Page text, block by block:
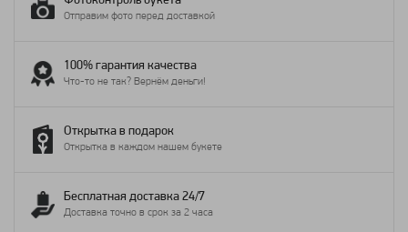
Отправим фото перед доставкой
100% гарантия качества
Что-то не так? Вернём деньги!
Открытка в подарок
Открытка в каждом нашем букете
Бесплатная доставка 24/7
Доставка точно в срок за 2 часа